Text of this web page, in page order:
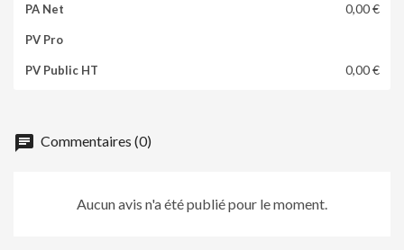
0,00 €
0,00 €
chat Commentaires (0)
Aucun avis n'a été publié pour le moment.